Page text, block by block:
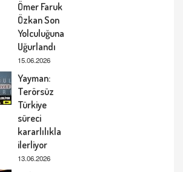
Ömer Faruk
Özkan Son
Yolculuğuna
Uğurlandı
15.06.2026
Yayman:
Terörsüz
Türkiye
süreci
kararlılıkla
ilerliyor
13.06.2026